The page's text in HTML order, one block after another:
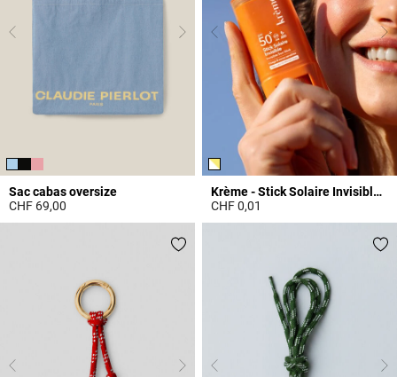
Sac cabas oversize
CHF 69,00
Krème - Stick Solaire Invisible SPF 50+
CHF 0,01